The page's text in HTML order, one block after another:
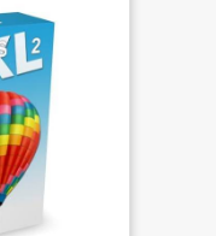
vite tes idées
Firefly
par mois et
standards
Boards et